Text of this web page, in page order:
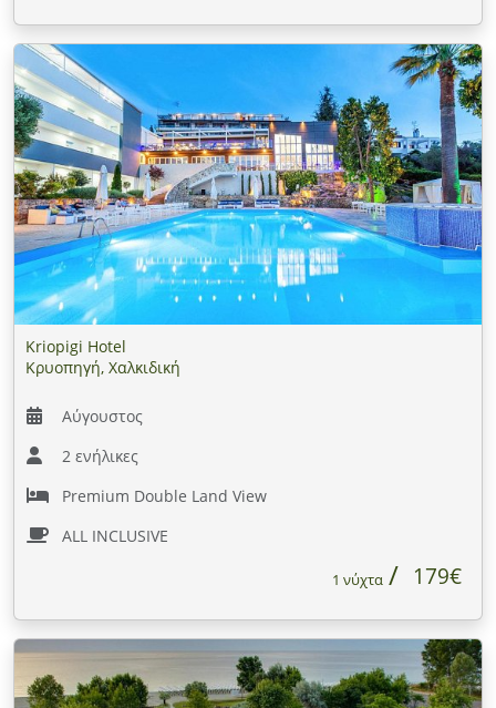
Kriopigi Hotel
Κρυοπηγή, Χαλκιδική
Αύγουστος
2 ενήλικες
Premium Double Land View
ALL INCLUSIVE
1 νύχτα 179€